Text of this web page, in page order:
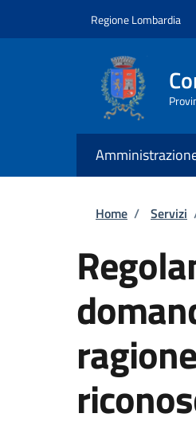
Regione Lombardia
Home / Servizi